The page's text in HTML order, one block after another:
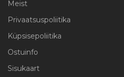
Meist
Privaatsuspoliitika
Küpsisepoliitika
Ostuinfo
Sisukaart